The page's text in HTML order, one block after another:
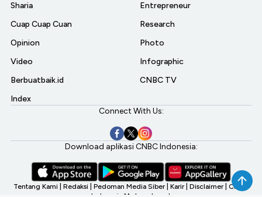
Sharia
Cuap Cuap Cuan
Opinion
Video
Berbuatbaik.id
Index
Entrepreneur
Research
Photo
Infographic
CNBC TV
Connect With Us:
Download aplikasi CNBC Indonesia:
Tentang Kami Redaksi Pedoman Media Siber Karir Disclaimer CNBC